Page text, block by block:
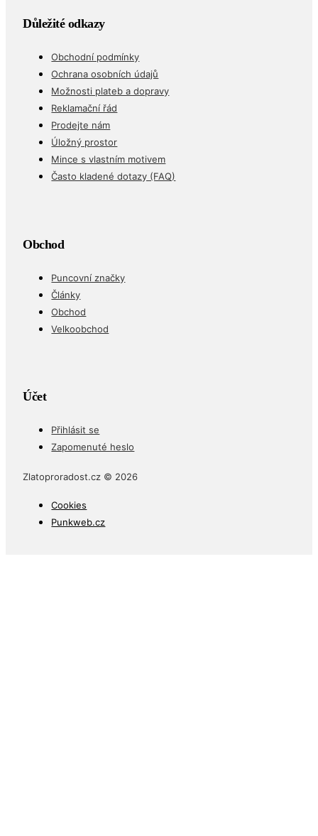
Důležité odkazy
Obchodní podmínky
Ochrana osobních údajů
Možnosti plateb a dopravy
Reklamační řád
Prodejte nám
Úložný prostor
Mince s vlastním motivem
Často kladené dotazy (FAQ)
Obchod
Puncovní značky
Články
Obchod
Velkoobchod
Účet
Přihlásit se
Zapomenuté heslo
Zlatoproradost.cz © 2026
Cookies
Punkweb.cz